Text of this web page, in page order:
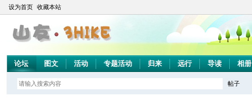
设为首页 收藏本站
论坛 图文 活动 专题活动 归来 远行 导读 相册
帖子